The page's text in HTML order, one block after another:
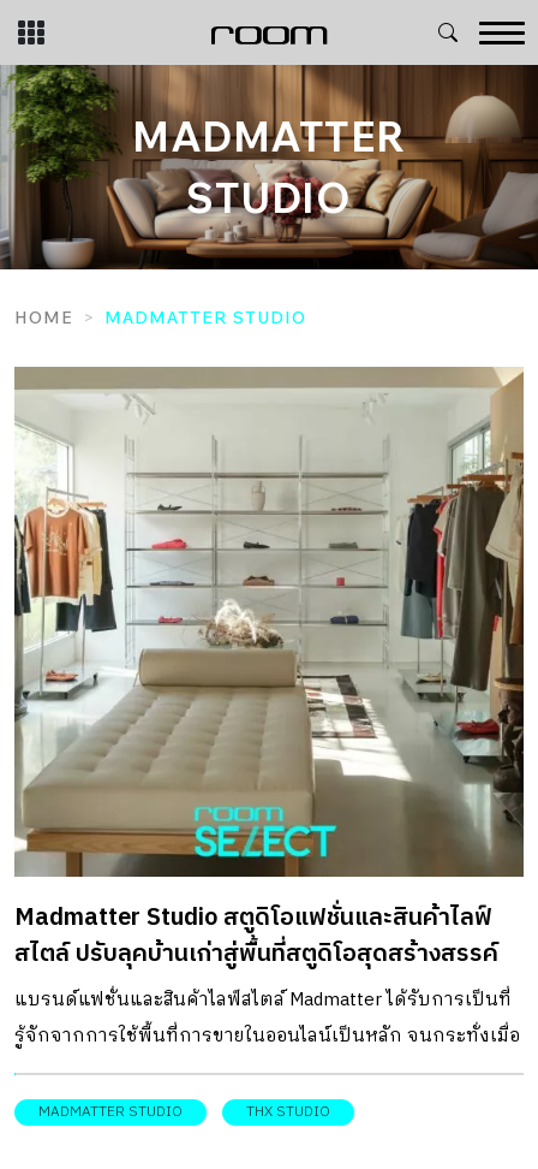
Skip
content
MADMATTER
STUDIO
HOME MADMATTER STUDIO
Madmatter Studio สตูดิโอแฟชั่นและสินค้าไลฟ์
สไตล์ ปรับลุคบ้านเก่าสู่พื้นที่สตูดิโอสุดสร้างสรรค์
แบรนด์แฟชั่นและสินค้าไลฟ์สไตล์ Madmatter ได้รับการเป็นที่
รู้จักจากการใช้พื้นที่การขายในออนไลน์เป็นหลัก จนกระทั่งเมื่อ
แบรนด์เติบโตมากขึ้น การขยับขยาย หรือมีพื้นที่สตูดิโอที่เหมาะ
สมกับฟังก์ชันการทำงานจึงจำเป็นต่อการเติบโตของธุรกิจ
MADMATTER STUDIO THX STUDIO